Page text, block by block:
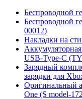
Беспроводной
Беспроводной
00012)
Накладки на
USB-Type-C
Зарядный
зарядки для
Оригинальный
One (S model-